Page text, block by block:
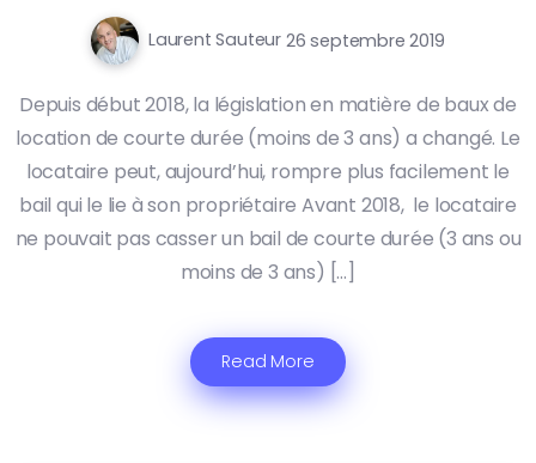
Laurent Sauteur 26 septembre 2019
Depuis début 2018, la législation en matière de baux de
location de courte durée (moins de 3 ans) a changé. Le
locataire peut, aujourd’hui, rompre plus facilement le
bail qui le lie à son propriétaire Avant 2018, le locataire
ne pouvait pas casser un bail de courte durée (3 ans ou
moins de 3 ans) […]
Read More